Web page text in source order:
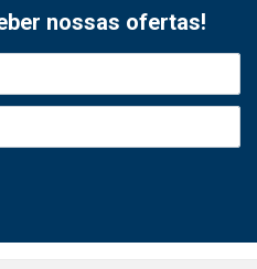
nossas ofertas!